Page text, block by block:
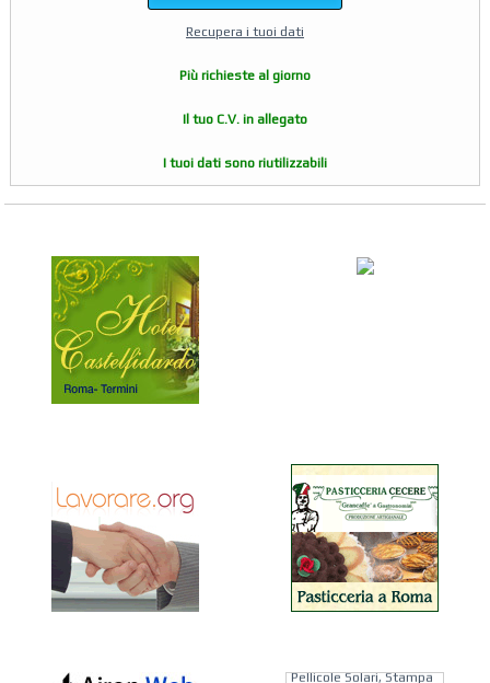
Recupera i tuoi dati
Più richieste al giorno
Il tuo C.V. in allegato
I tuoi dati sono riutilizzabili
Pellicole Solari, Stampa